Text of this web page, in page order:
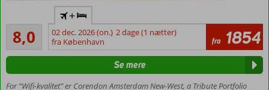
Perfekt til
storbyferie
15 minutter
til centrum
af
Tæt på
8,0
Meget godt
8
anmeldelser
+
02 dec. 2026 (on.) 2 dage (1 nætter)
fra København
fra 1854
For “Wifi-kvalitet” er Corendon Amsterdam New-West, a Tribute Portfolio
Se mere